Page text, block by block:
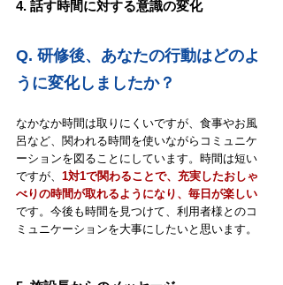
4. 話す時間に対する意識の変化
Q. 研修後、あなたの行動はどのよ
うに変化しましたか？
なかなか時間は取りにくいですが、食事やお風
呂など、関われる時間を使いながらコミュニケ
ーションを図ることにしています。時間は短い
ですが、 1対1で関わることで、充実したおしゃ
べりの時間が取れるようになり、毎日が楽しい
です。今後も時間を見つけて、利用者様とのコ
ミュニケーションを大事にしたいと思います。